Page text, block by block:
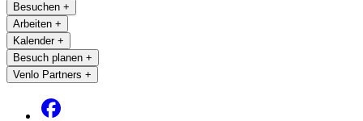
Besuchen +
Arbeiten +
Kalender +
Besuch planen +
Venlo Partners +